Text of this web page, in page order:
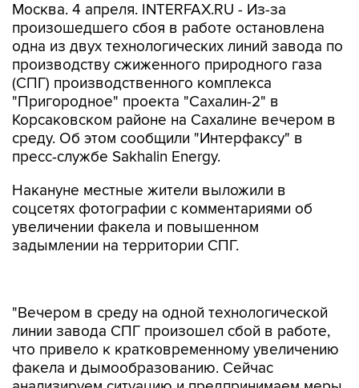
Москва. 4 апреля. INTERFAX.RU - Из-за
произошедшего сбоя в работе остановлена
одна из двух технологических линий завода по
производству сжиженного природного газа
(СПГ) производственного комплекса
"Пригородное" проекта "Сахалин-2" в
Корсаковском районе на Сахалине вечером в
среду. Об этом сообщили "Интерфаксу" в
пресс-службе Sakhalin Energy.
Накануне местные жители выложили в
соцсетях фотографии с комментариями об
увеличении факела и повышенном
задымлении на территории СПГ.
"Вечером в среду на одной технологической
линии завода СПГ произошел сбой в работе,
что привело к кратковременному увеличению
факела и дымообразованию. Сейчас